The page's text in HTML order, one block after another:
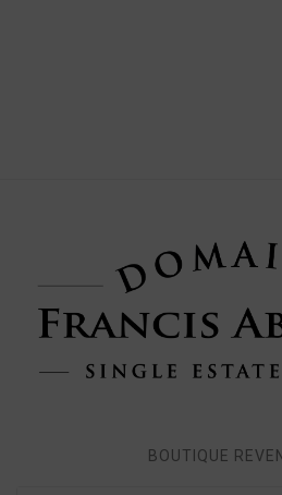
BOUTIQUE